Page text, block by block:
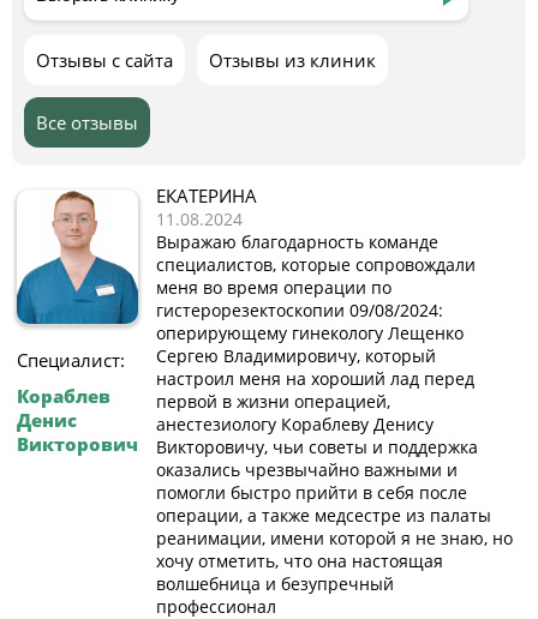
Отзывы с сайта Отзывы из клиник
Все отзывы
Специалист:
Кораблев
Денис
Викторович
ЕКАТЕРИНА
11.08.2024
Выражаю благодарность команде
специалистов, которые сопровождали
меня во время операции по
гистерорезектоскопии 09/08/2024:
оперирующему гинекологу Лещенко
Сергею Владимировичу, который
настроил меня на хороший лад перед
первой в жизни операцией,
анестезиологу Кораблеву Денису
Викторовичу, чьи советы и поддержка
оказались чрезвычайно важными и
помогли быстро прийти в себя после
операции, а также медсестре из палаты
реанимации, имени которой я не знаю, но
хочу отметить, что она настоящая
волшебница и безупречный
профессионал